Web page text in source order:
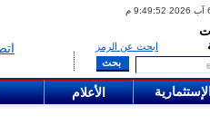
ابحث عن الرمز
الأعلام